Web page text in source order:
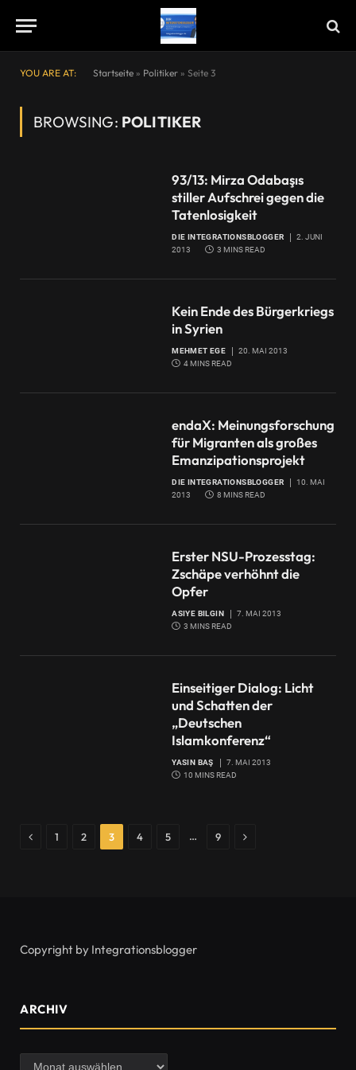
YOU ARE AT: Startseite » Politiker » Seite 3
BROWSING: POLITIKER
93/13: Mirza Odabaşıs
stiller Aufschrei gegen die
Tatenlosigkeit
DIE INTEGRATIONSBLOGGER
2. JUNI
2013
3 MINS READ
Kein Ende des Bürgerkriegs
in Syrien
MEHMET EGE
20. MAI 2013
4 MINS READ
endaX: Meinungsforschung
für Migranten als großes
Emanzipationsprojekt
DIE INTEGRATIONSBLOGGER
10. MAI
2013
8 MINS READ
Erster NSU-Prozesstag:
Zschäpe verhöhnt die
Opfer
ASIYE BILGIN
7. MAI 2013
3 MINS READ
Einseitiger Dialog: Licht
und Schatten der
„Deutschen
Islamkonferenz“
YASIN BAŞ
7. MAI 2013
10 MINS READ
Previous
1 2 3 4 5 … 9 Next
Copyright by Integrationsblogger
ARCHIV
Archiv